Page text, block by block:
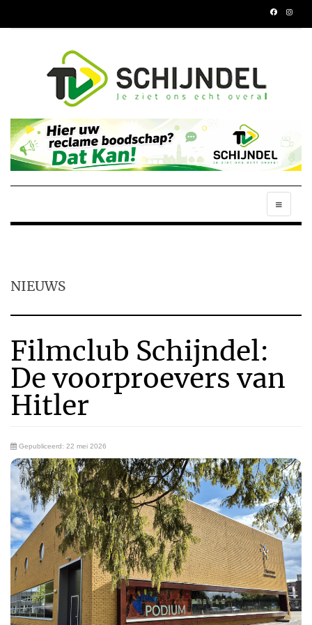
NIEUWS
Filmclub Schijndel:
De voorproevers van
Hitler
Gepubliceerd: 22 mei 2026